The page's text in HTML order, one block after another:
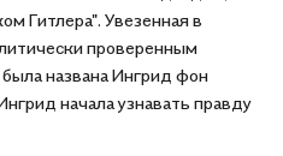
Гитлера". Увезенная в
проверенным
названа Ингрид фон
начала узнавать правду